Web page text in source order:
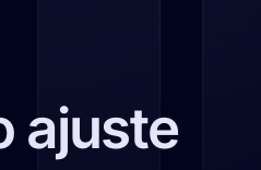
ajuste